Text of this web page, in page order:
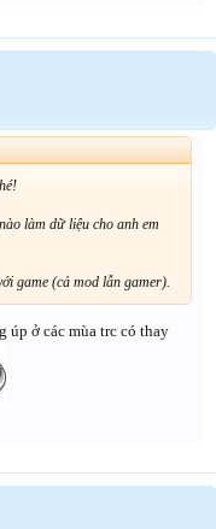
làm dữ liệu cho anh em
game (cả mod lẫn gamer).
úp ở các mùa trc có thay